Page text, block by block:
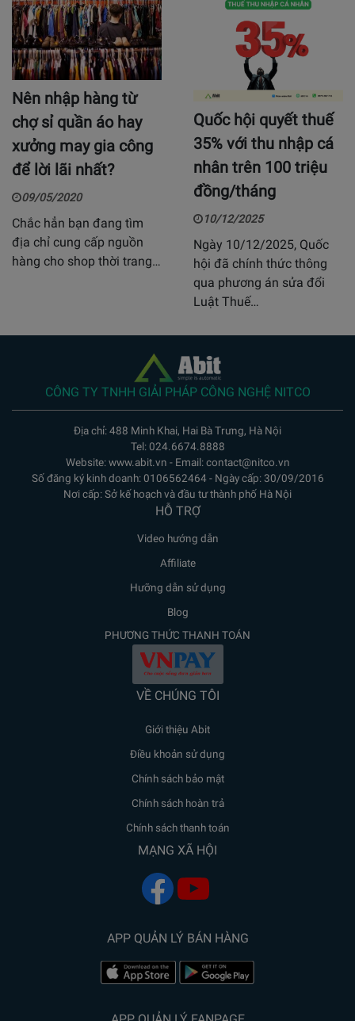
Nên nhập hàng từ
chợ sỉ quần áo hay
xưởng may gia công
để lời lãi nhất?
09/05/2020
Chắc hẳn bạn đang tìm
địa chỉ cung cấp nguồn
hàng cho shop thời trang…
Quốc hội quyết thuế
35% với thu nhập cá
nhân trên 100 triệu
đồng/tháng
10/12/2025
Ngày 10/12/2025, Quốc
hội đã chính thức thông
qua phương án sửa đổi
Luật Thuế…
CÔNG TY TNHH GIẢI PHÁP CÔNG NGHỆ NITCO
Địa chỉ: 488 Minh Khai, Hai Bà Trưng, Hà Nội
Tel: 024.6674.8888
Website: www.abit.vn - Email: contact@nitco.vn
Số đăng ký kinh doanh: 0106562464 - Ngày cấp: 30/09/2016
Nơi cấp: Sở kế hoạch và đầu tư thành phố Hà Nội
HỖ TRỢ
Video hướng dẫn
Affiliate
Hưỡng dẫn sử dụng
Blog
PHƯƠNG THỨC THANH TOÁN
VỀ CHÚNG TÔI
Giới thiệu Abit
Điều khoản sử dụng
Chính sách bảo mật
Chính sách hoàn trả
Chính sách thanh toán
MẠNG XÃ HỘI
APP QUẢN LÝ BÁN HÀNG